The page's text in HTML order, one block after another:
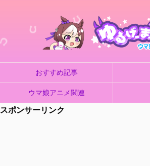
おすすめ記事
ウマ娘アニメ関連
スポンサーリンク